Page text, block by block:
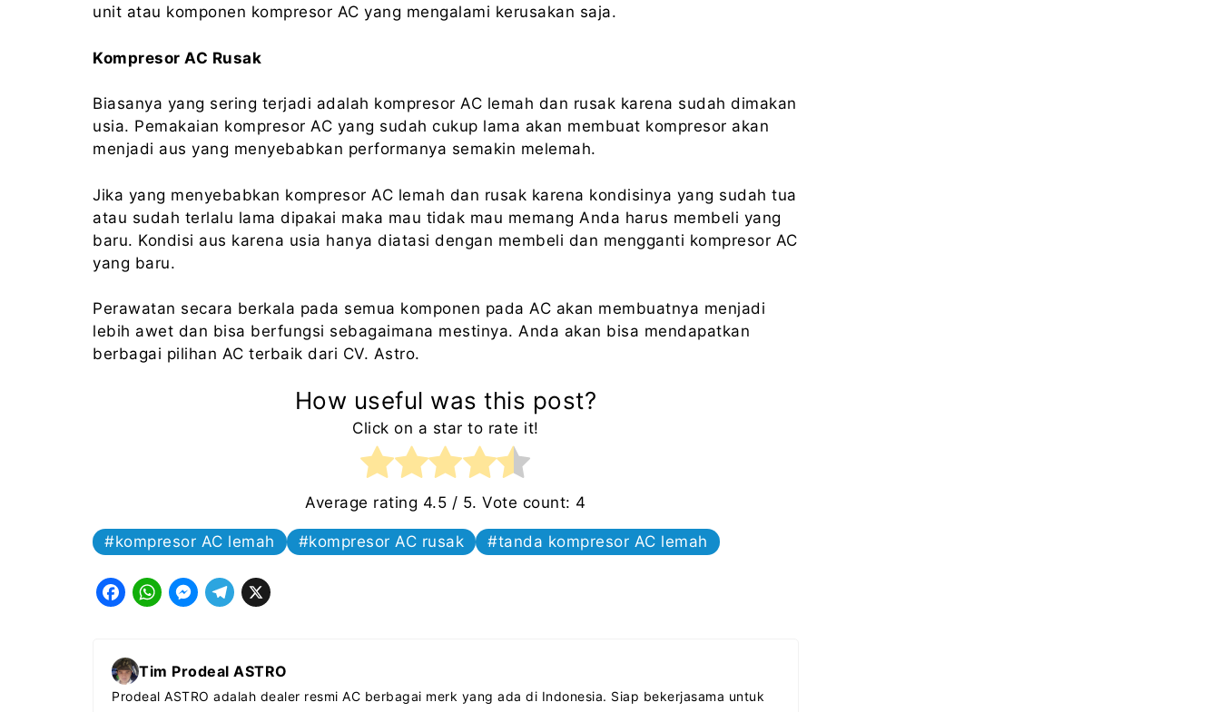
unit atau komponen kompresor AC yang mengalami kerusakan saja.
Kompresor AC Rusak
Biasanya yang sering terjadi adalah kompresor AC lemah dan rusak karena sudah dimakan
usia. Pemakaian kompresor AC yang sudah cukup lama akan membuat kompresor akan
menjadi aus yang menyebabkan performanya semakin melemah.
Jika yang menyebabkan kompresor AC lemah dan rusak karena kondisinya yang sudah tua
atau sudah terlalu lama dipakai maka mau tidak mau memang Anda harus membeli yang
baru. Kondisi aus karena usia hanya diatasi dengan membeli dan mengganti kompresor AC
yang baru.
Perawatan secara berkala pada semua komponen pada AC akan membuatnya menjadi
lebih awet dan bisa berfungsi sebagaimana mestinya. Anda akan bisa mendapatkan
berbagai pilihan AC terbaik dari CV. Astro.
How useful was this post?
Click on a star to rate it!
Average rating 4.5 / 5. Vote count: 4
kompresor AC lemah kompresor AC rusak tanda kompresor AC lemah
F
c
e
W
a
t
M
s
T
e
X
Tim Prodeal ASTRO
Prodeal ASTRO adalah dealer resmi AC berbagai merk yang ada di Indonesia. Siap bekerjasama untuk